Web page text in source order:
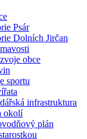
Psár
Dolních Jirčan
obce
sportu
infrastruktura
okolí
plán